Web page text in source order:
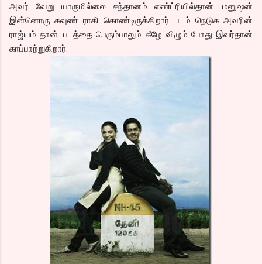
அவர் வேறு யாருமில்லை சந்தானம் எண்ட்ரியில்தான். மனுஷன்
இன்னொரு கவுண்டராகி கொண்டிருக்கிறார். படம் நெடுக அவரின்
ராஜ்யம் தான். படத்தை பெரும்பாலும் கீழே விழும் போது இவர்தான்
காப்பாற்றுகிறார்.